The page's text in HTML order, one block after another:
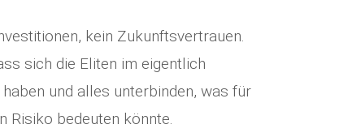
kein Zukunftsvertrauen.
sich die Eliten im eigentlich
und alles unterbinden, was für
Risiko bedeuten könnte.